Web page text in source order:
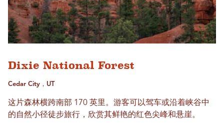
Dixie National Forest
Cedar City，UT
这片森林横跨南部 170 英里。游客可以驾车或沿着峡谷中
的自然小径徒步旅行，欣赏其鲜艳的红色尖峰和悬崖。